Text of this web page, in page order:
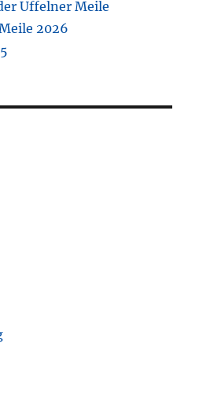
Uffelner Meile
2026